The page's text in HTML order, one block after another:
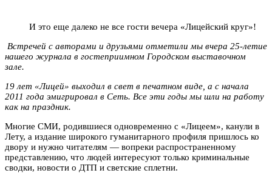
И это еще далеко не все гости вечера «Лицейский круг»!
Встречей с авторами и друзьями отметили мы вчера 25-летие
нашего журнала в гостеприимном Городском выставочном
зале.
19 лет «Лицей» выходил в свет в печатном виде, а с начала
2011 года эмигрировал в Сеть. Все эти годы мы шли на работу
как на праздник.
Многие СМИ, родившиеся одновременно с «Лицеем», канули в
Лету, а издание широкого гуманитарного профиля пришлось ко
двору и нужно читателям — вопреки распространенному
представлению, что людей интересуют только криминальные
сводки, новости о ДТП и светские сплетни.